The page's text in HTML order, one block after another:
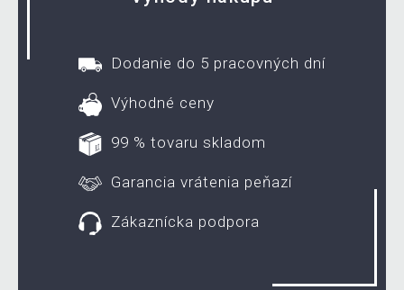
Dodanie do 5 pracovných dní
Výhodné ceny
99 % tovaru skladom
Garancia vrátenia peňazí
Zákaznícka podpora